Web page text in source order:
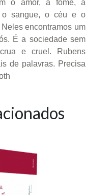
o amor, a fome, a
o sangue, o céu e o
encontramos um
É a sociedade sem
e cruel. Rubens
de palavras. Precisa